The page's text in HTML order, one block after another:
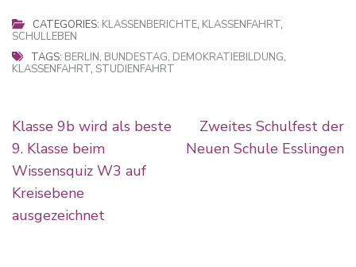
CATEGORIES: KLASSENBERICHTE, KLASSENFAHRT,
SCHULLEBEN
TAGS: BERLIN, BUNDESTAG, DEMOKRATIEBILDUNG,
KLASSENFAHRT, STUDIENFAHRT
Beitragsnavigation
Klasse 9b wird als beste
9. Klasse beim
Wissensquiz W3 auf
Kreisebene
ausgezeichnet
Zweites Schulfest der
Neuen Schule Esslingen